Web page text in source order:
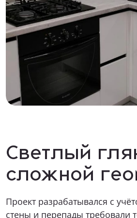
Светлый
сложной
Проект разрабатывался с
стены и перепады требовали